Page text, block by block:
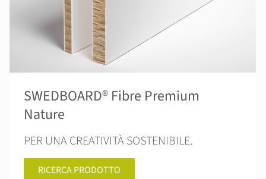
SWEDBOARD® Fibre Premium
Nature
PER UNA CREATIVITÀ SOSTENIBILE.
RICERCA PRODOTTO